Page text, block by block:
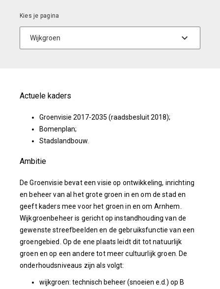
Actuele kaders
Groenvisie 2017-2035 (raadsbesluit 2018);
Bomenplan;
Stadslandbouw.
Ambitie
De Groenvisie bevat een visie op ontwikkeling, inrichting
en beheer van al het grote groen in en om de stad en
geeft kaders mee voor het groen in en om Arnhem.
Wijkgroenbeheer is gericht op instandhouding van de
gewenste streefbeelden en de gebruiksfunctie van een
groengebied. Op de ene plaats leidt dit tot natuurlijk
groen en op een andere tot meer cultuurlijk groen. De
onderhoudsniveaus zijn als volgt:
wijkgroen: technisch beheer (snoeien e.d.) op B